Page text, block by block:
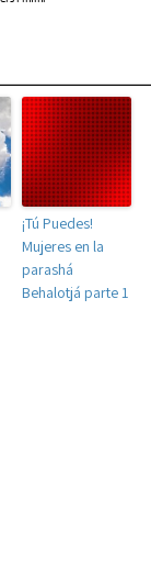
¡Tú Puedes!
Mujeres en la
parashá
Behalotjá parte 1